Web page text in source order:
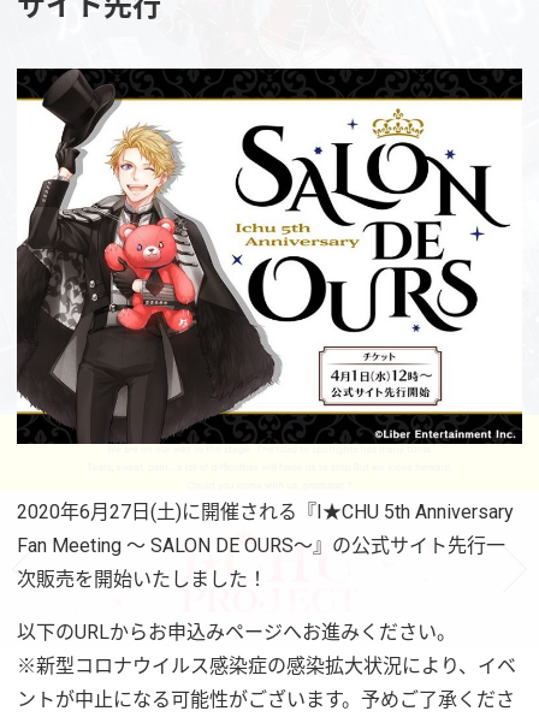
2020年6月27日(土)に開催される『I★CHU 5th Anniversary
Fan Meeting ～ SALON DE OURS～』の公式サイト先行一
次販売を開始いたしました！
以下のURLからお申込みページへお進みください。
※新型コロナウイルス感染症の感染拡大状況により、イベ
ントが中止になる可能性がございます。予めご了承くださ